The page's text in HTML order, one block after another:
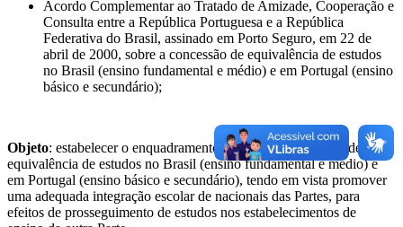
Acordo Complementar ao Tratado de Amizade, Cooperação e
Consulta entre a República Portuguesa e a República
Federativa do Brasil, assinado em Porto Seguro, em 22 de
abril de 2000, sobre a concessão de equivalência de estudos
no Brasil (ensino fundamental e médio) e em Portugal (ensino
básico e secundário);
Objeto: estabelecer o enquadramento jurídico da concessão de
equivalência de estudos no Brasil (ensino fundamental e médio) e
em Portugal (ensino básico e secundário), tendo em vista promover
uma adequada integração escolar de nacionais das Partes, para
efeitos de prosseguimento de estudos nos estabelecimentos de